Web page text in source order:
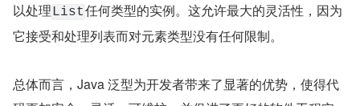
以处理List任何类型的实例。这允许最大的灵活性，因为
它接受和处理列表而对元素类型没有任何限制。
总体而言，Java 泛型为开发者带来了显著的优势，使得代